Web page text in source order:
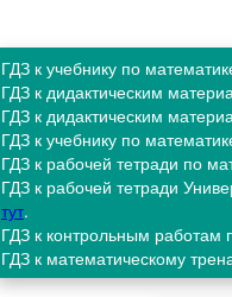
ГДЗ к учебнику по
ГДЗ к дидактическим
ГДЗ к дидактическим
ГДЗ к учебнику по
ГДЗ к рабочей тетради по
ГДЗ к рабочей тетради
тут.
ГДЗ к контрольным
ГДЗ к математическому